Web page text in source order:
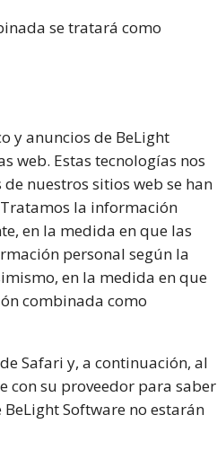
se tratará como
y anuncios de BeLight
web. Estas tecnologías nos
nuestros sitios web se han
la información
en la medida en que las
personal según la
en la medida en que
combinada como
Safari y, a continuación, al
con su proveedor para saber
Software no estarán